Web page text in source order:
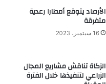
الأرصاد يتوقع أمطارا رعدية
متفرقة
16 سبتمبر، 2023
الزكاة تناقش مشاريع المجال
الزراعي لتنفيذها خلال الفترة